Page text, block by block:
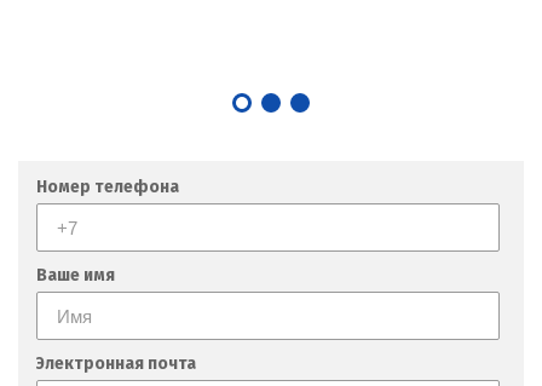
Набарежные Челны
Невьянск
Нефтеюганск
Нижневартовск
Номер телефона
Ваше имя
Электронная почта